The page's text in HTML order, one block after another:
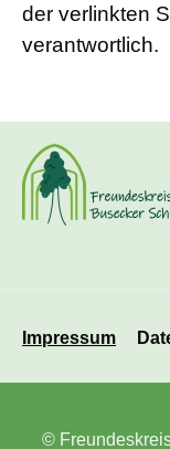
der verlinkten
verantwortlich.
überspringen
Impressum
©